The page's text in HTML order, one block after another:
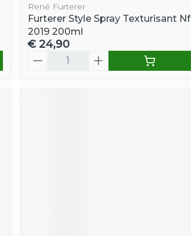
René Furterer
Furterer Style Spray Texturisant Nf
2019 200ml
€ 24,90